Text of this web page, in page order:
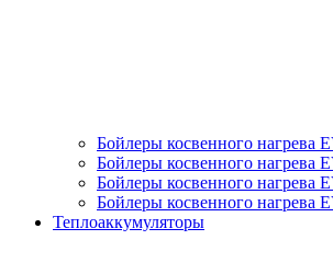
Бойлеры косвенного нагрева
Бойлеры косвенного нагрева
Бойлеры косвенного нагрева
Бойлеры косвенного нагрева
Теплоаккумуляторы